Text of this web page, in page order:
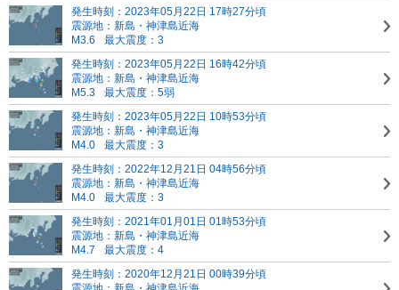
発生時刻：2023年05月22日 17時27分頃
震源地：新島・神津島近海
M3.6
最大震度：3
発生時刻：2023年05月22日 16時42分頃
震源地：新島・神津島近海
M5.3
最大震度：5弱
発生時刻：2023年05月22日 10時53分頃
震源地：新島・神津島近海
M4.0
最大震度：3
発生時刻：2022年12月21日 04時56分頃
震源地：新島・神津島近海
M4.0
最大震度：3
発生時刻：2021年01月01日 01時53分頃
震源地：新島・神津島近海
M4.7
最大震度：4
発生時刻：2020年12月21日 00時39分頃